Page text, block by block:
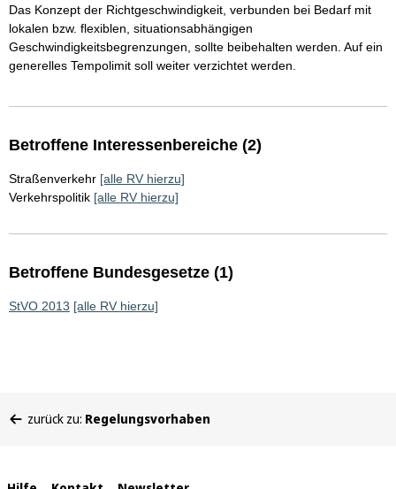
Das Konzept der Richtgeschwindigkeit, verbunden bei Bedarf mit
lokalen bzw. flexiblen, situationsabhängigen
Geschwindigkeitsbegrenzungen, sollte beibehalten werden. Auf ein
generelles Tempolimit soll weiter verzichtet werden.
Betroffene Interessenbereiche (2)
Straßenverkehr [alle RV hierzu]
Verkehrspolitik [alle RV hierzu]
Betroffene Bundesgesetze (1)
StVO 2013 [alle RV hierzu]
befinden
zurück zu: Regelungsvorhaben